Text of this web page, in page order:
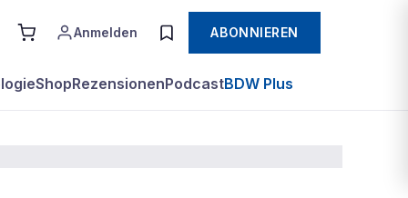
Anmelden ABONNIEREN
ShopRezensionenPodcastBDW Plus